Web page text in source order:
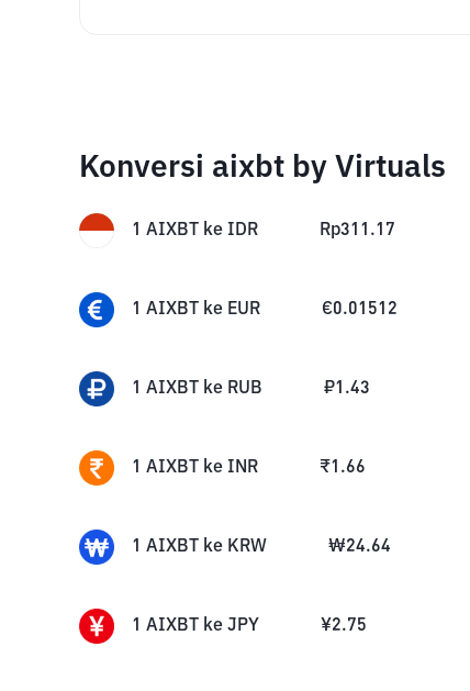
Konversi aixbt by Virtuals
1 AIXBT ke IDR Rp311.17
1 AIXBT ke EUR €0.01512
1 AIXBT ke RUB ₽1.43
1 AIXBT ke INR ₹1.66
1 AIXBT ke KRW ₩24.64
1 AIXBT ke JPY ¥2.75